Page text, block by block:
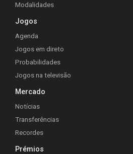
Modalidades
Jogos
Agenda
Jogos em direto
Probabilidades
Jogos na televisão
Mercado
Notícias
Transferências
Recordes
Prémios